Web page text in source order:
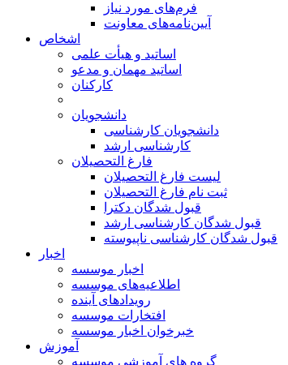
فرم‌های مورد نیاز
آیین‌نامه‌های معاونت
اشخاص
اساتید و هیأت علمی
اساتید مهمان و مدعو
کارکنان
دانشجویان
دانشجویان کارشناسی
کارشناسی ارشد
فارغ التحصیلان
لیست فارغ التحصیلان
ثبت نام فارغ التحصیلان
قبول شدگان دکترا
قبول شدگان کارشناسی ارشد
قبول شدگان کارشناسی ناپیوسته
اخبار
اخبار موسسه
اطلاعیه‌های موسسه
رویدادهای آینده
افتخارات موسسه
خبرخوان اخبار موسسه
آموزش
گروه های آموزشی موسسه